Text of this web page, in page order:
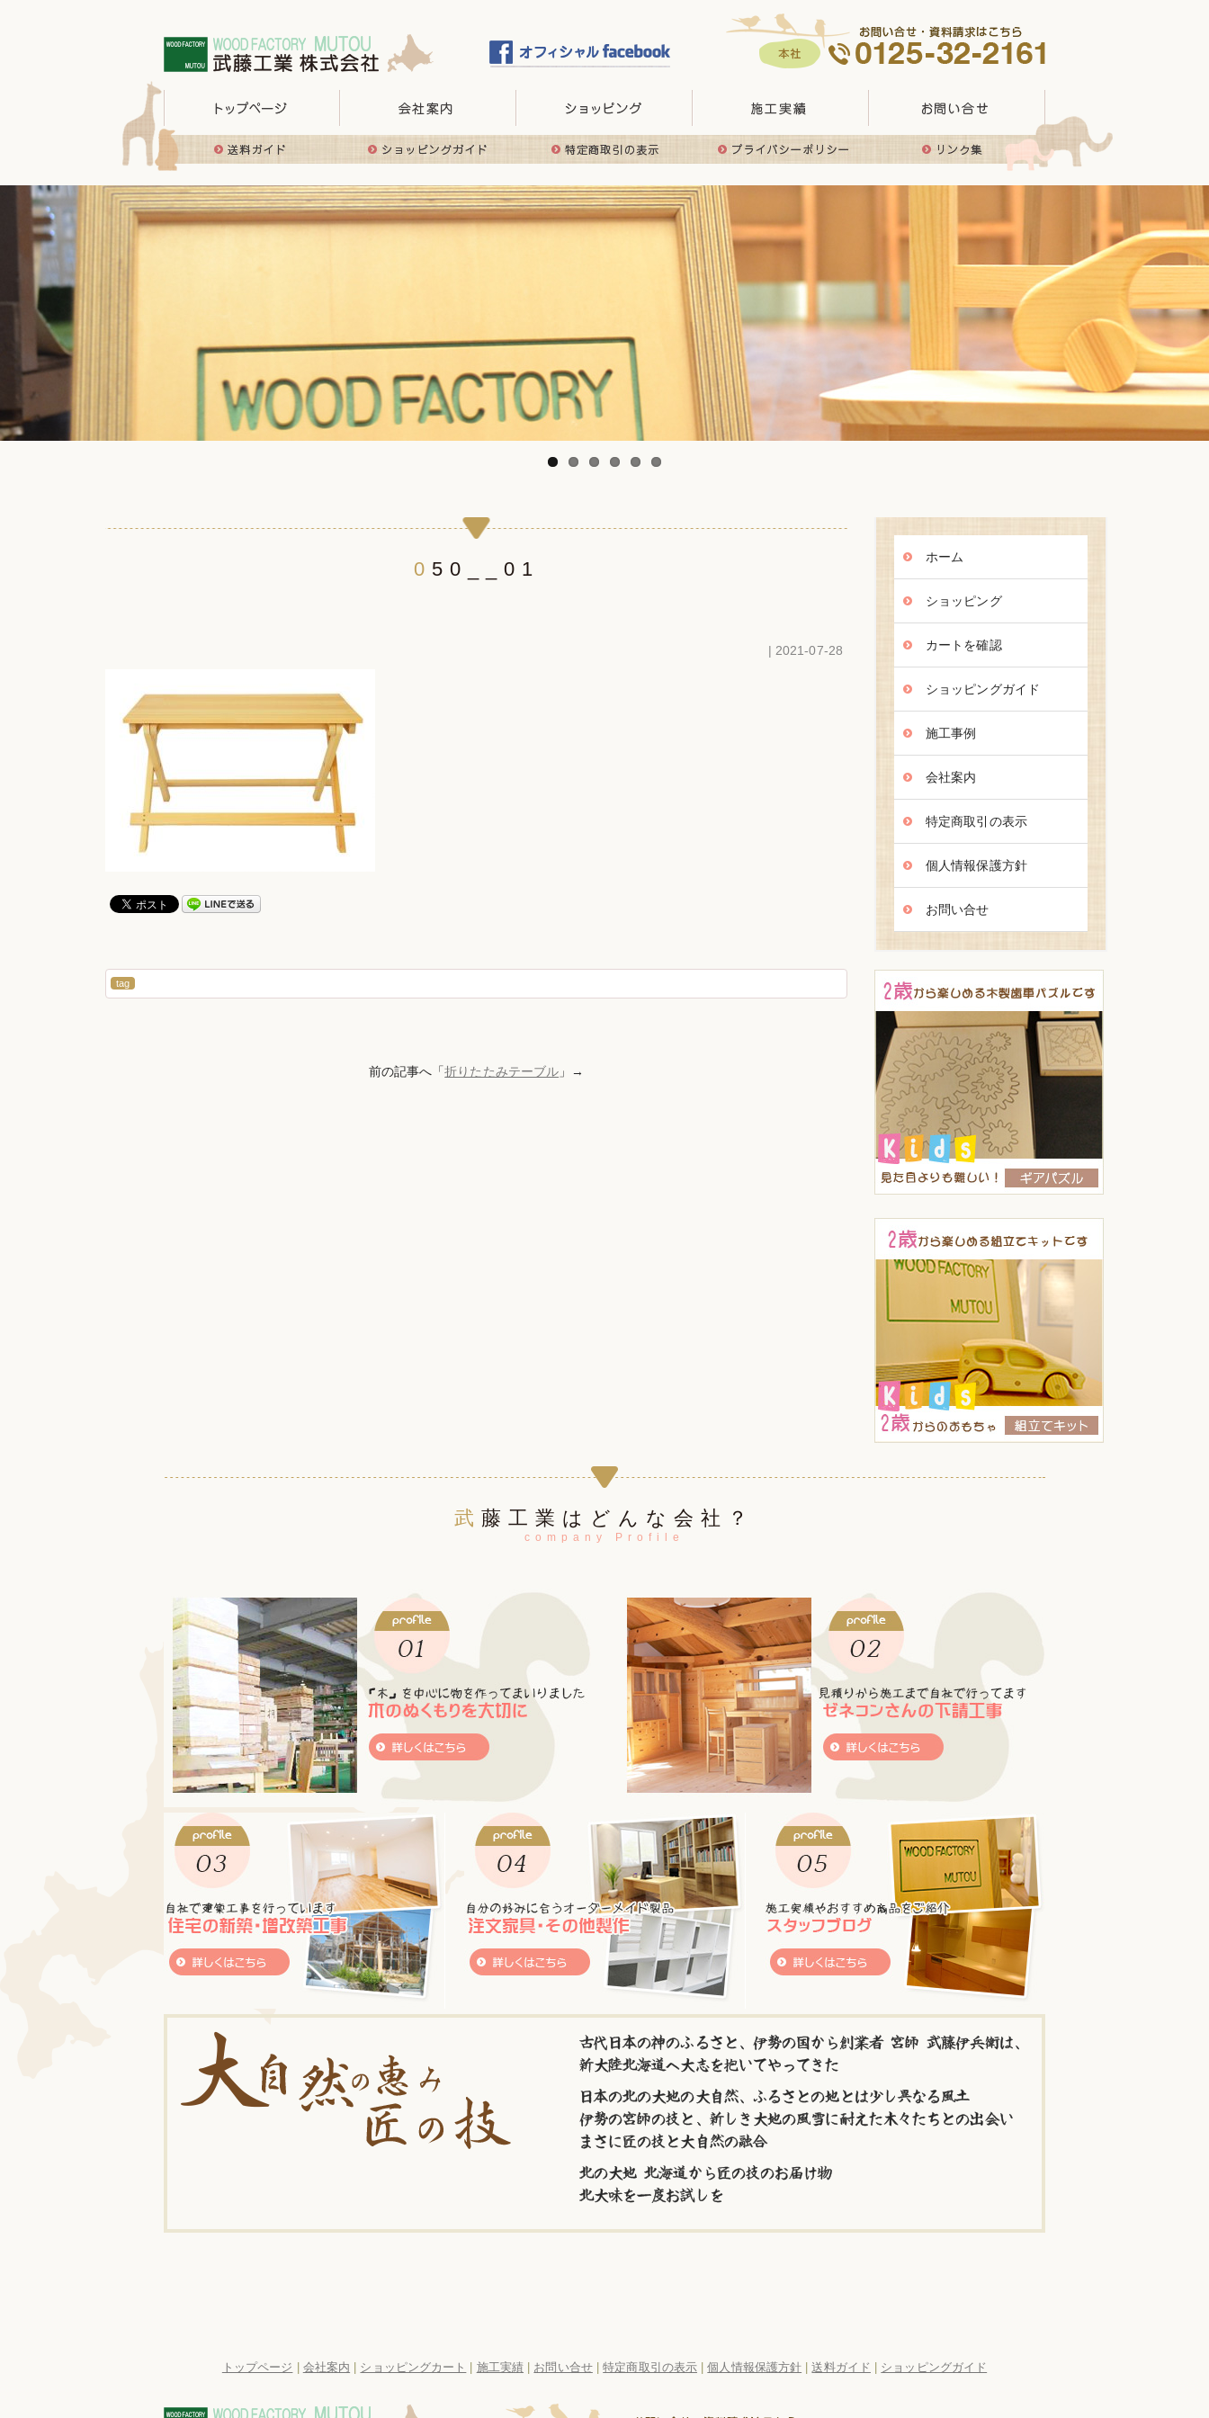
050__01
| 2021-07-28
tag
前の記事へ「折りたたみテーブル 」→
ホーム
ショッピング
カートを確認
ショッピングガイド
施工事例
会社案内
特定商取引の表示
個人情報保護方針
お問い合せ
武藤工業はどんな会社？
company Profile
古代日本の神のふるさと、伊勢の国から創業者 宮師 武藤伊兵衛は、
新大陸北海道へ大志を抱いてやってきた
日本の北の大地の大自然、ふるさとの地とは少し異なる風土
伊勢の宮師の技と、新しき大地の風雪に耐えた木々たちとの出会い
まさに匠の技と大自然の融合
北の大地 北海道から匠の技のお届け物
北大味を一度お試しを
トップページ 会社案内 ショッピングカート 施工実績 お問い合せ|特定商取引の表示 |個人情報保護方針 |送料ガイド ショッピングガイド